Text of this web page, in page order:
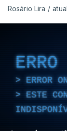
Rosário Lira /
ERRO
ERROR
ESTE